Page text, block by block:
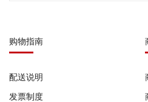
购物指南
配送说明
发票制度